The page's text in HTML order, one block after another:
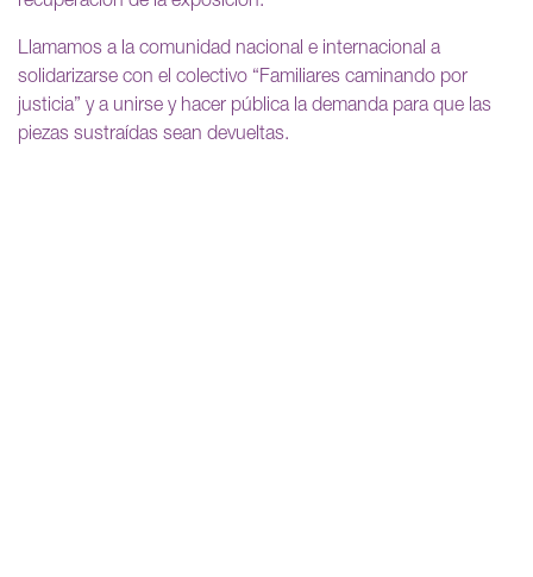
Llamamos a la comunidad nacional e internacional a
solidarizarse con el colectivo “Familiares caminando por
justicia” y a unirse y hacer pública la demanda para que las
piezas sustraídas sean devueltas.